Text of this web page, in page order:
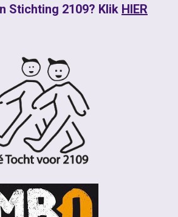
Stichting 2109? Klik HIER